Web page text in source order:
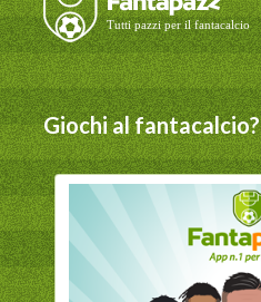
Giochi al fantacalcio?